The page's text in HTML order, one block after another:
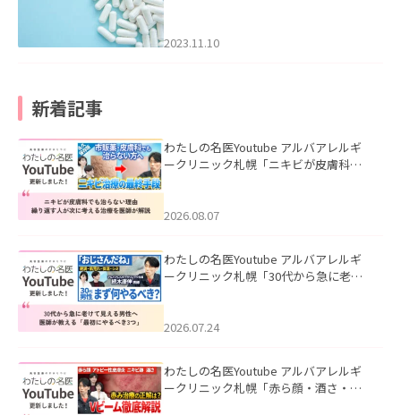
2023.11.10
新着記事
わたしの名医Youtube アルバアレルギ
ークリニック札幌「ニキビが皮膚科で
ました。
2026.08.07
わたしの名医Youtube アルバアレルギ
ークリニック札幌「30代から急に老け
た。
2026.07.24
わたしの名医Youtube アルバアレルギ
ークリニック札幌「赤ら顔・酒さ・ニ